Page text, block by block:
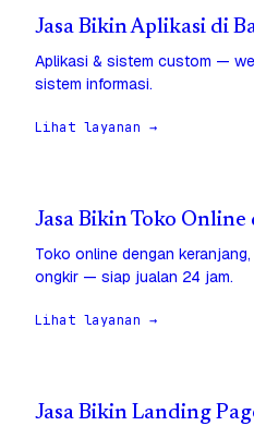
Jasa Bikin Aplikasi di
Aplikasi & sistem custom —
sistem informasi.
Lihat layanan →
Jasa Bikin Toko
Toko online dengan
ongkir — siap jualan 24 jam.
Lihat layanan →
Jasa Bikin Landing